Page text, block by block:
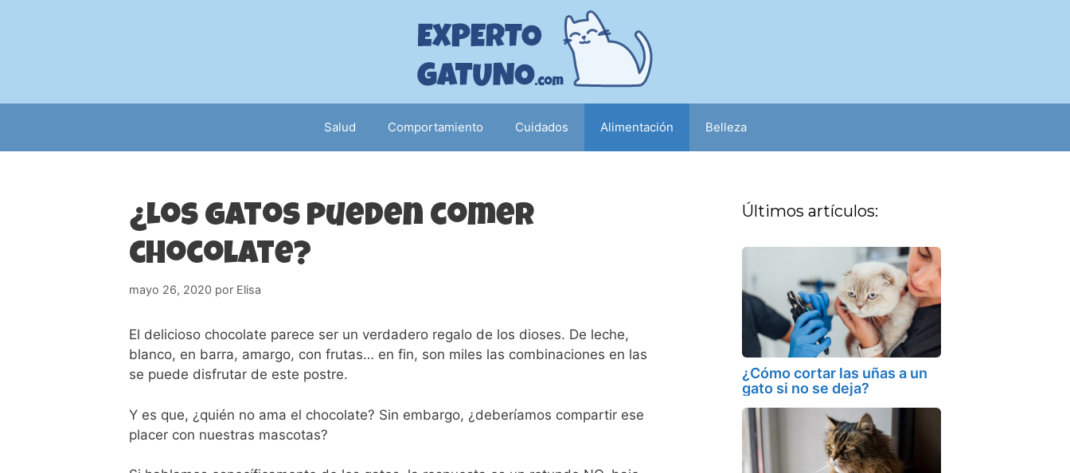
Salud Comportamiento Cuidados Alimentación Belleza
¿Los gatos pueden comer
chocolate?
mayo 26, 2020 por Elisa
El delicioso chocolate parece ser un verdadero regalo de los dioses. De leche,
blanco, en barra, amargo, con frutas… en fin, son miles las combinaciones en las
se puede disfrutar de este postre.
Y es que, ¿quién no ama el chocolate? Sin embargo, ¿deberíamos compartir ese
placer con nuestras mascotas?
Últimos artículos:
¿Cómo cortar las uñas a un
gato si no se deja?